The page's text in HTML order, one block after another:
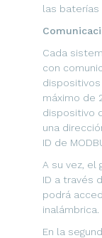
las baterías
Cada
con
máximo de
dispositivo
una
ID de
A su vez, el
ID a través
podrá
inalámbrica.
En la